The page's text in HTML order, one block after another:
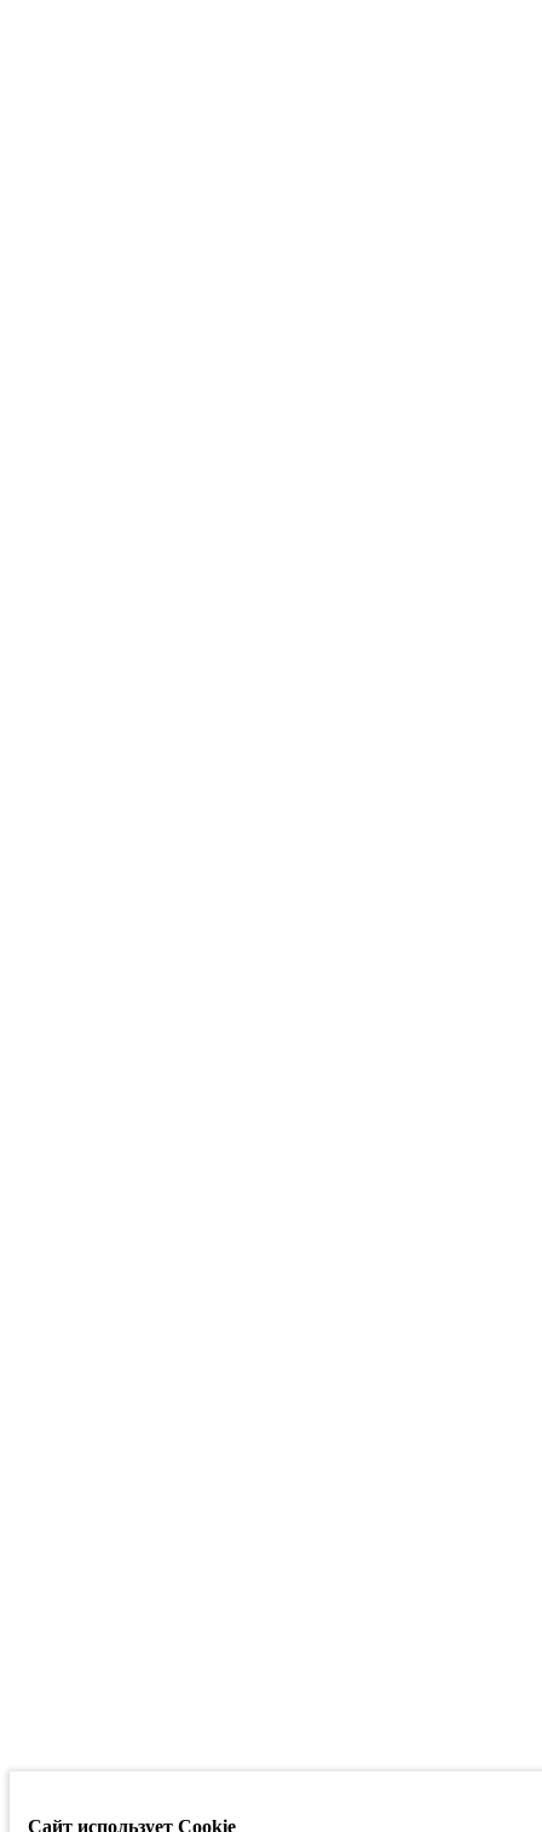
Сайт использует Cookie